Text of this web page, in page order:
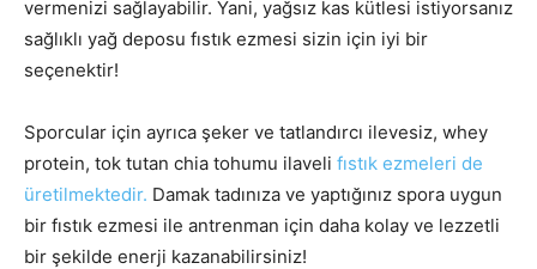
vermenizi sağlayabilir. Yani, yağsız kas kütlesi istiyorsanız
sağlıklı yağ deposu fıstık ezmesi sizin için iyi bir
seçenektir!
Sporcular için ayrıca şeker ve tatlandırcı ilevesiz, whey
protein, tok tutan chia tohumu ilaveli fıstık ezmeleri de
üretilmektedir. Damak tadınıza ve yaptığınız spora uygun
bir fıstık ezmesi ile antrenman için daha kolay ve lezzetli
bir şekilde enerji kazanabilirsiniz!